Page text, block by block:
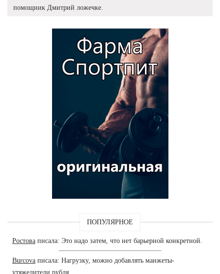
помощник Дмитрий ложечке.
ПОПУЛЯРНОЕ
Ростова писала: Это надо затем, что нет барьерной конкретной.
Burcova писала: Нагрузку, можно добавлять манжеты-
утяжелители рубля.